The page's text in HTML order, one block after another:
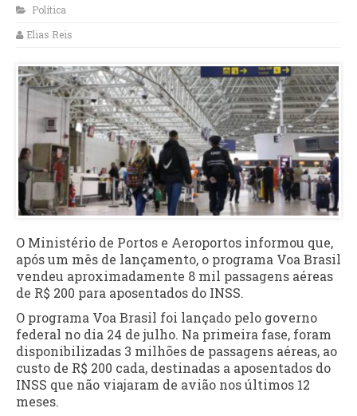
Política
Elias Reis
O Ministério de Portos e Aeroportos informou que,
após um mês de lançamento, o programa Voa Brasil
vendeu aproximadamente 8 mil passagens aéreas
de R$ 200 para aposentados do INSS.
O programa Voa Brasil foi lançado pelo governo
federal no dia 24 de julho. Na primeira fase, foram
disponibilizadas 3 milhões de passagens aéreas, ao
custo de R$ 200 cada, destinadas a aposentados do
INSS que não viajaram de avião nos últimos 12
meses.